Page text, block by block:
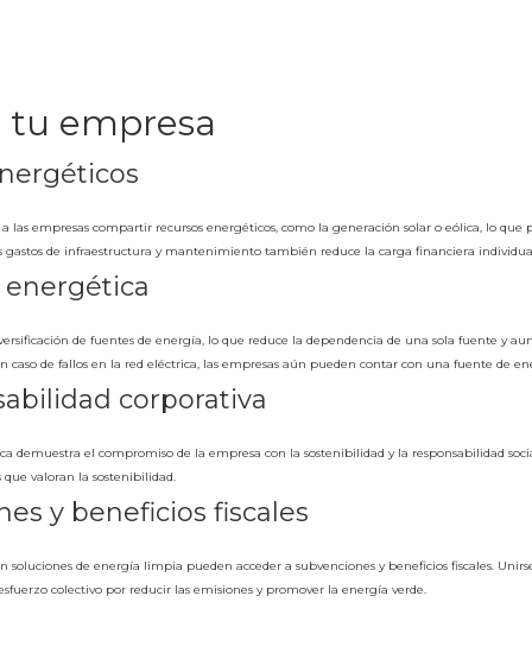
tu empresa
empresas compartir recursos energéticos, como la generación solar o eólica, lo
gastos de infraestructura y mantenimiento también reduce la carga financiera
de fuentes de energía, lo que reduce la dependencia de una sola fuente y
de fallos en la red eléctrica, las empresas aún pueden contar con una fuente de
corporativa
demuestra el compromiso de la empresa con la sostenibilidad y la responsabilidad
valoran la sostenibilidad.
y beneficios fiscales
soluciones de energía limpia pueden acceder a subvenciones y beneficios fiscales.
colectivo por reducir las emisiones y promover la energía verde.